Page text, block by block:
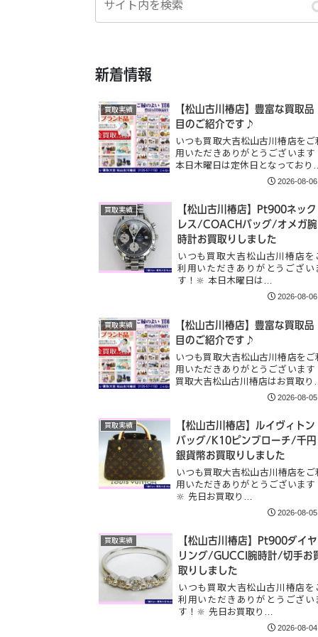
新着情報
買取実績
【松山古川椿店】豊富な買取品
目のご紹介です♪
いつも買取大吉松山古川椿店をご
用いただきありがとうございます
本日木曜日は定休日となっており
2026-08-06
買取実績
【松山古川椿店】Pt900ネック
レス/COACHバッグ/オメガ腕
時計お買取りしました
いつも買取大吉松山古川椿店を
利用いただきありがとうござい
す！🔆 本日木曜日は…
2026-08-06
買取実績
【松山古川椿店】豊富な買取品
目のご紹介です♪
いつも買取大吉松山古川椿店をご
用いただきありがとうございます
買取大吉松山古川椿店はお買取り…
2026-08-05
買取実績
【松山古川椿店】ルイヴィトン
バッグ/K10ピンブローチ/千円
銀貨幣お買取りしました
いつも買取大吉松山古川椿店をご
用いただきありがとうございます
🔆 先日お買取り…
2026-08-05
買取実績
【松山古川椿店】Pt900ダイヤ
リング/GUCCI腕時計/切手お
取りしました
いつも買取大吉松山古川椿店を
利用いただきありがとうござい
す！🔆 先日お買取り…
2026-08-04